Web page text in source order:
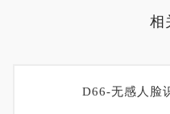
相
D66-无感人脸